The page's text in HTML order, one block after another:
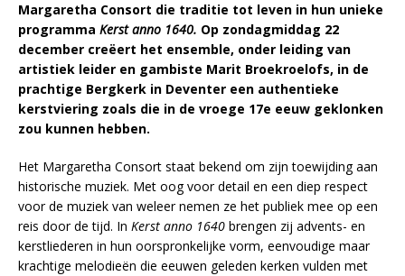
Margaretha Consort die traditie tot leven in hun unieke
programma Kerst anno 1640. Op zondagmiddag 22
december creëert het ensemble, onder leiding van
artistiek leider en gambiste Marit Broekroelofs, in de
prachtige Bergkerk in Deventer een authentieke
kerstviering zoals die in de vroege 17e eeuw geklonken
zou kunnen hebben.
Het Margaretha Consort staat bekend om zijn toewijding aan
historische muziek. Met oog voor detail en een diep respect
voor de muziek van weleer nemen ze het publiek mee op een
reis door de tijd. In Kerst anno 1640 brengen zij advents- en
kerstliederen in hun oorspronkelijke vorm, eenvoudige maar
krachtige melodieën die eeuwen geleden kerken vulden met